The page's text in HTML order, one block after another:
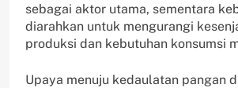
sebagai aktor utama, sementara
diarahkan untuk mengurangi
produksi dan kebutuhan konsumsi
Upaya menuju kedaulatan pangan